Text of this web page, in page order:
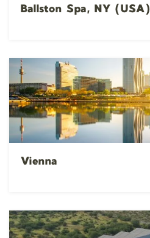
Ballston Spa, NY (USA)
Vienna